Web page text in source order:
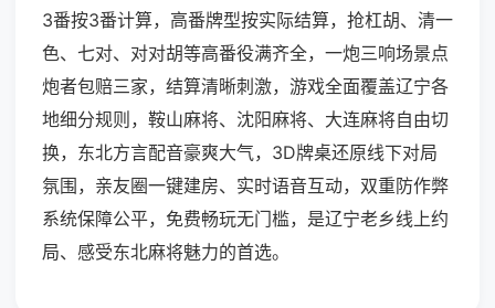
3番按3番计算，高番牌型按实际结算，抢杠胡、清一
色、七对、对对胡等高番役满齐全，一炮三响场景点
炮者包赔三家，结算清晰刺激，游戏全面覆盖辽宁各
地细分规则，鞍山麻将、沈阳麻将、大连麻将自由切
换，东北方言配音豪爽大气，3D牌桌还原线下对局
氛围，亲友圈一键建房、实时语音互动，双重防作弊
系统保障公平，免费畅玩无门槛，是辽宁老乡线上约
局、感受东北麻将魅力的首选。